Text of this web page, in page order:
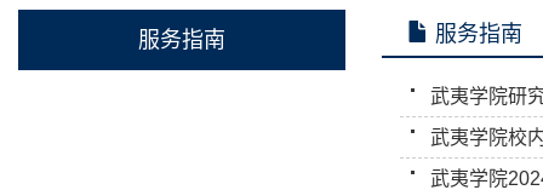
服务指南 服务指南
武夷学院研
武夷学院校
武夷学院